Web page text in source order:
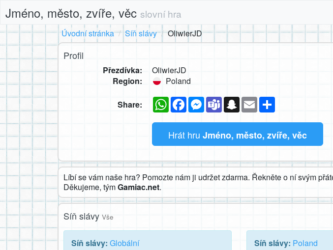
Jméno, město, zvíře, věc slovní hra
Úvodní stránka
Síň slávy OliwierJD
Profil
Přezdívka:
OliwierJD
Region:
Poland
Share: WhatsAppFacebookMessenger
TeamsSnapchat
Email
Hrát hru Jméno, město, zvíře, věc
Líbí se vám naše hra? Pomozte nám ji udržet zdarma. Řekněte o ní svým
Děkujeme, týmGamiac.net.
Síň slávy Vše
Síň slávy: Globální Síň slávy: Poland